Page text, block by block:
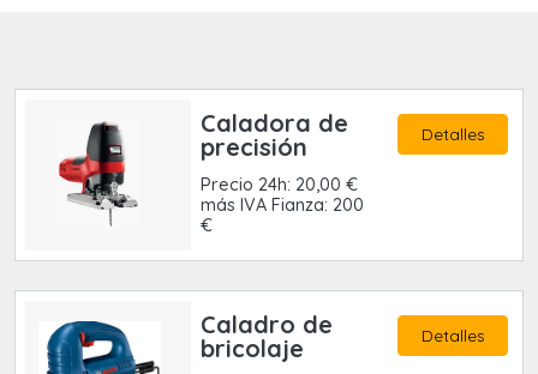
Caladora de
precisión
Precio 24h: 20,00 €
más IVA Fianza: 200
€
Detalles
Caladro de
bricolaje
Detalles